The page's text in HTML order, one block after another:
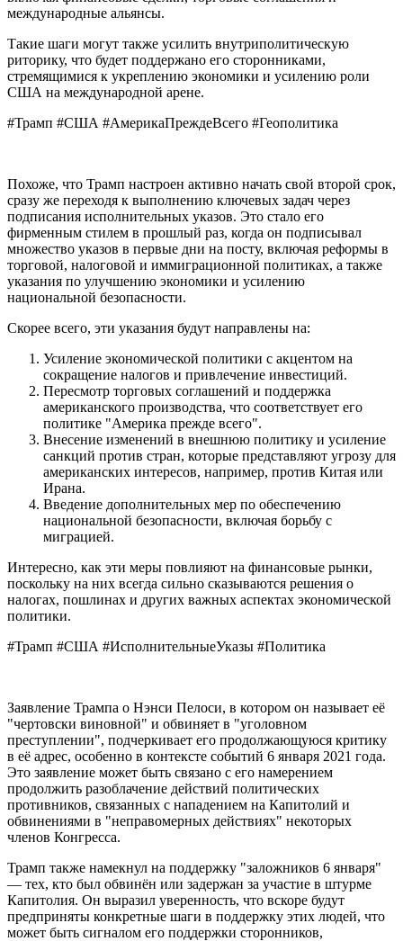
международные альянсы.
Такие шаги могут также усилить внутриполитическую
риторику, что будет поддержано его сторонниками,
стремящимися к укреплению экономики и усилению роли
США на международной арене.
#Трамп #США #АмерикаПреждеВсего #Геополитика
Похоже, что Трамп настроен активно начать свой второй срок,
сразу же переходя к выполнению ключевых задач через
подписания исполнительных указов. Это стало его
фирменным стилем в прошлый раз, когда он подписывал
множество указов в первые дни на посту, включая реформы в
торговой, налоговой и иммиграционной политиках, а также
указания по улучшению экономики и усилению
национальной безопасности.
Скорее всего, эти указания будут направлены на:
Усиление экономической политики с акцентом на
сокращение налогов и привлечение инвестиций.
Пересмотр торговых соглашений и поддержка
американского производства, что соответствует его
политике "Америка прежде всего".
Внесение изменений в внешнюю политику и усиление
санкций против стран, которые представляют угрозу для
американских интересов, например, против Китая или
Ирана.
Введение дополнительных мер по обеспечению
национальной безопасности, включая борьбу с
миграцией.
Интересно, как эти меры повлияют на финансовые рынки,
поскольку на них всегда сильно сказываются решения о
налогах, пошлинах и других важных аспектах экономической
политики.
#Трамп #США #ИсполнительныеУказы #Политика
Заявление Трампа о Нэнси Пелоси, в котором он называет её
"чертовски виновной" и обвиняет в "уголовном
преступлении", подчеркивает его продолжающуюся критику
в её адрес, особенно в контексте событий 6 января 2021 года.
Это заявление может быть связано с его намерением
продолжить разоблачение действий политических
противников, связанных с нападением на Капитолий и
обвинениями в "неправомерных действиях" некоторых
членов Конгресса.
Трамп также намекнул на поддержку "заложников 6 января"
— тех, кто был обвинён или задержан за участие в штурме
Капитолия. Он выразил уверенность, что вскоре будут
предприняты конкретные шаги в поддержку этих людей, что
может быть сигналом его поддержки сторонников,